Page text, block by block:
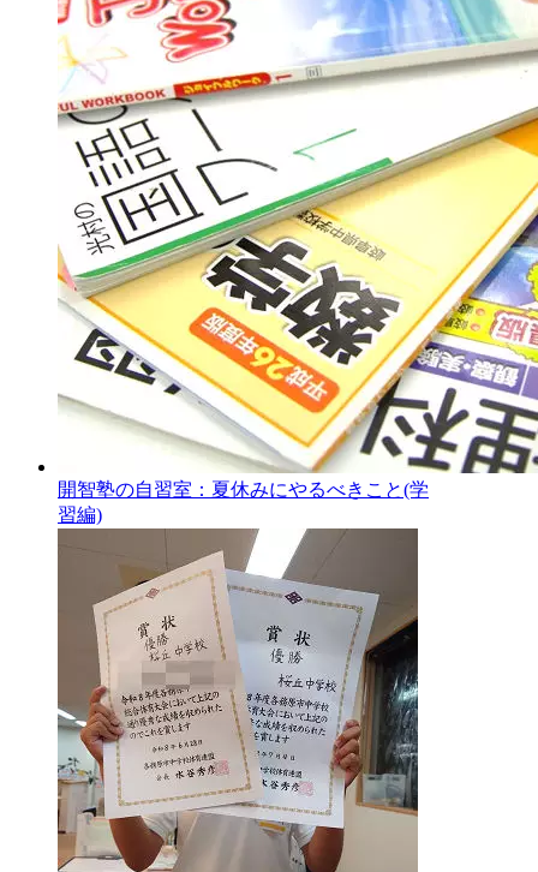
開智塾の自習室：夏休みにやるべきこと(学
習編)